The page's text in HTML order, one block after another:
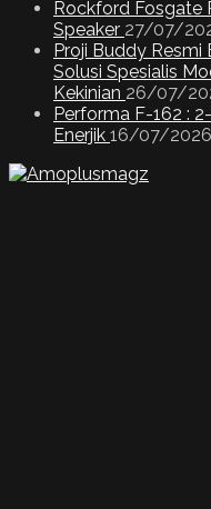
Rockford Fosgate
Speaker 27/07/
Proji Buddy Resmi
Solusi Spesialis
Kekinian 26/07/
Performa F-162 :
Enerjik 16/07/2026